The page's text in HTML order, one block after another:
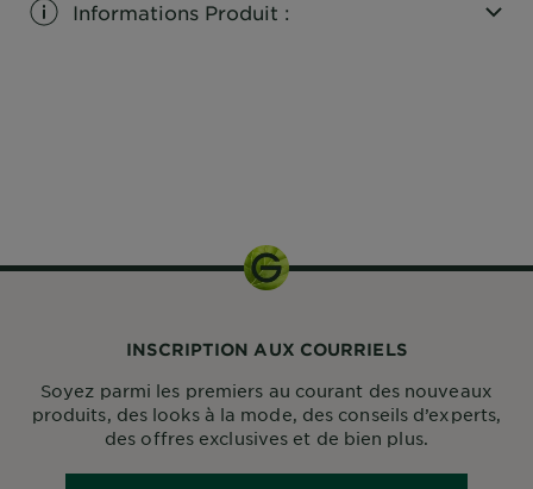
Informations Produit :
INSCRIPTION AUX COURRIELS
Soyez parmi les premiers au courant des nouveaux
produits, des looks à la mode, des conseils d’experts,
des offres exclusives et de bien plus.